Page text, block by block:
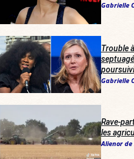
Gabrielle
Trouble
Gabrielle
Rave-
les
Alienor de